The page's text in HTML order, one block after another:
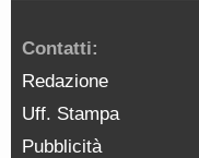
Contatti:
Redazione
Uff. Stampa
Pubblicità